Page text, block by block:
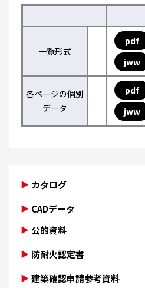
一覧形式
pdf
jww
各ページの個別
データ
pdf
jww
カタログ
CADデータ
公的資料
防耐火認定書
建築確認申請参考資料